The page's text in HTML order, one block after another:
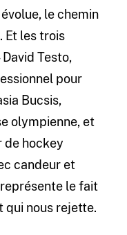
le chemin
Et les trois
Testo,
pour
Bucsis,
olympienne, et
de hockey
candeur et
le fait
qui nous rejette.